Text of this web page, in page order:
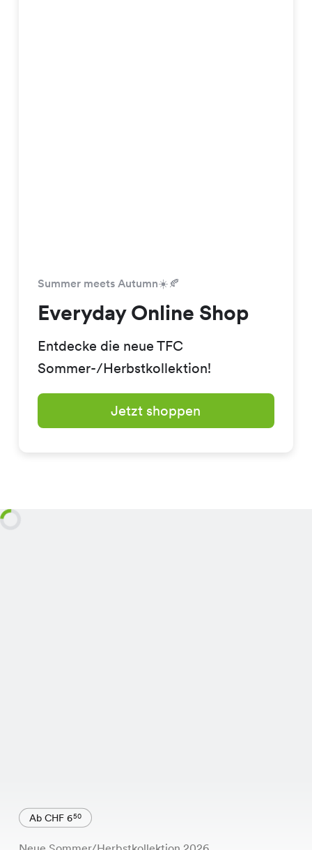
Summer meets Autumn☀️🍂
Everyday Online Shop
Entdecke die neue TFC
Sommer-/Herbstkollektion!
Jetzt shoppen
Ab CHF 650